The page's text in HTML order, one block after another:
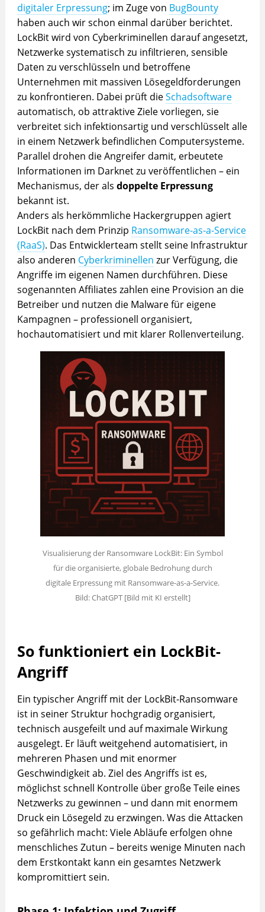
digitaler Erpressung; im Zuge von BugBounty
haben auch wir schon einmal darüber berichtet.
LockBit wird von Cyberkriminellen darauf angesetzt,
Netzwerke systematisch zu infiltrieren, sensible
Daten zu verschlüsseln und betroffene
Unternehmen mit massiven Lösegeldforderungen
zu konfrontieren. Dabei prüft dieSchadsoftware
automatisch, ob attraktive Ziele vorliegen, sie
verbreitet sich infektionsartig und verschlüsselt alle
in einem Netzwerk befindlichen Computersysteme.
Parallel drohen die Angreifer damit, erbeutete
Informationen im Darknet zu veröffentlichen – ein
Mechanismus, der als doppelte Erpressung
bekannt ist.
Anders als herkömmliche Hackergruppen agiert
LockBit nach dem Prinzip Ransomware-as-a-Service
(RaaS). Das Entwicklerteam stellt seine Infrastruktur
also anderen Cyberkriminellen zur Verfügung, die
Angriffe im eigenen Namen durchführen. Diese
sogenannten Affiliates zahlen eine Provision an die
Betreiber und nutzen die Malware für eigene
Kampagnen – professionell organisiert,
hochautomatisiert und mit klarer Rollenverteilung.
Visualisierung der Ransomware LockBit: Ein Symbol
für die organisierte, globale Bedrohung durch
digitale Erpressung mit Ransomware-as-a-Service.
Bild: ChatGPT [Bild mit KI erstellt]
So funktioniert ein LockBit-
Angriff
Ein typischer Angriff mit der LockBit-Ransomware
ist in seiner Struktur hochgradig organisiert,
technisch ausgefeilt und auf maximale Wirkung
ausgelegt. Er läuft weitgehend automatisiert, in
mehreren Phasen und mit enormer
Geschwindigkeit ab. Ziel des Angriffs ist es,
möglichst schnell Kontrolle über große Teile eines
Netzwerks zu gewinnen – und dann mit enormem
Druck ein Lösegeld zu erzwingen. Was die Attacken
so gefährlich macht: Viele Abläufe erfolgen ohne
menschliches Zutun – bereits wenige Minuten nach
dem Erstkontakt kann ein gesamtes Netzwerk
kompromittiert sein.